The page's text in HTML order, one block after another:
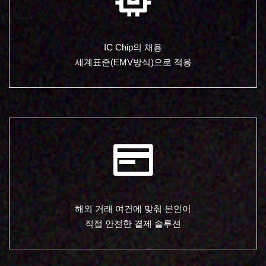
IC Chip의 채용
세계표준(EMV방식)으로 적용
해외 거래 여건에 맞춰 본인이
직접 안전한 결제 솔루션